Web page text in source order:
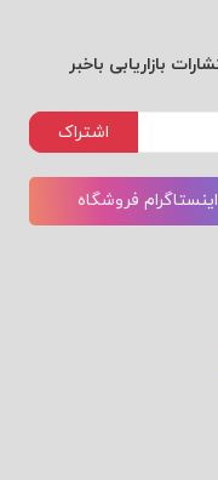
بازاریابی باخبر
اشتراک
اینستاگرام فروشگاه